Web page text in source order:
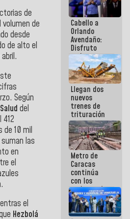
de
de
desde
de alto el
Según
del
de 10 mil
las
en
el
el
Hezbolá
Cabello a
Orlando
Avendaño:
Disfruto
cada vez
que escribes
porque lo
que haces
es
embarrarla
Llegan dos
nuevos
trenes de
trituración
para
optimizar
manejo de
escombros
en La Guaira
Metro de
Caracas
continúa
con los
trabajos de
mantenimiento
e inspección
en la Línea 2